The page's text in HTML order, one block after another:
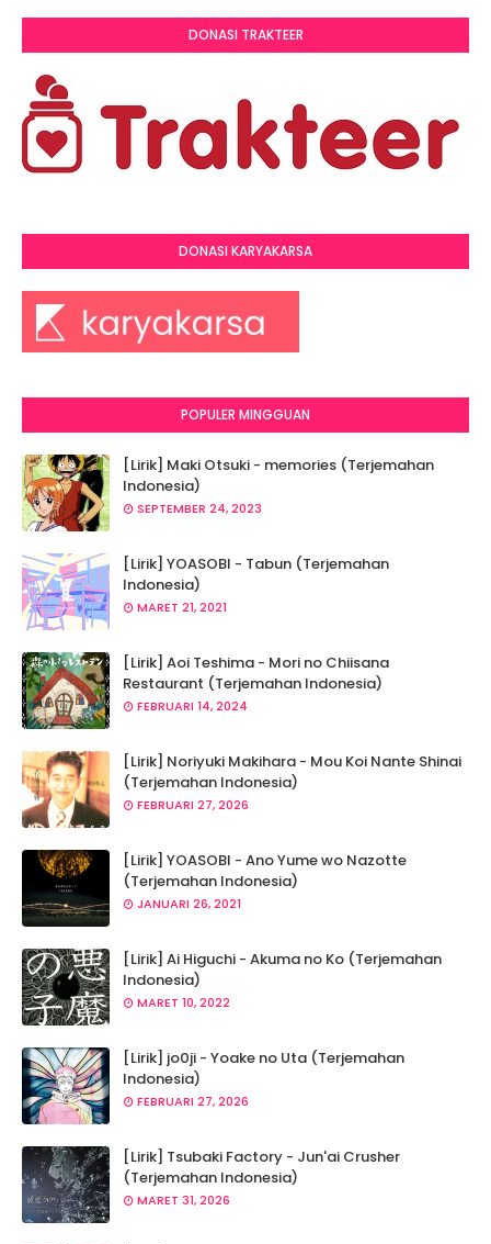
DONASI TRAKTEER
DONASI KARYAKARSA
POPULER MINGGUAN
[Lirik] Maki Otsuki - memories (Terjemahan
Indonesia)
SEPTEMBER 24, 2023
[Lirik] YOASOBI - Tabun (Terjemahan
Indonesia)
MARET 21, 2021
[Lirik] Aoi Teshima - Mori no Chiisana
Restaurant (Terjemahan Indonesia)
FEBRUARI 14, 2024
[Lirik] Noriyuki Makihara - Mou Koi Nante Shinai
(Terjemahan Indonesia)
FEBRUARI 27, 2026
[Lirik] YOASOBI - Ano Yume wo Nazotte
(Terjemahan Indonesia)
JANUARI 26, 2021
[Lirik] Ai Higuchi - Akuma no Ko (Terjemahan
Indonesia)
MARET 10, 2022
[Lirik] jo0ji - Yoake no Uta (Terjemahan
Indonesia)
FEBRUARI 27, 2026
[Lirik] Tsubaki Factory - Jun'ai Crusher
(Terjemahan Indonesia)
MARET 31, 2026